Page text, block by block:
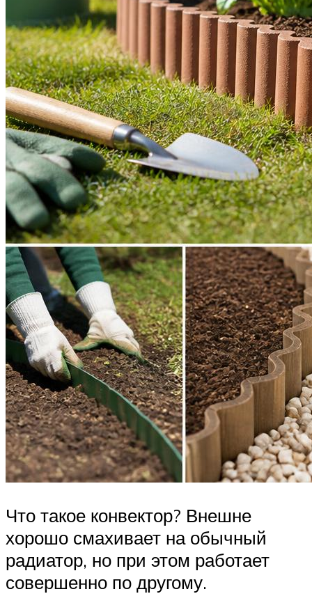
Что такое конвектор? Внешне
хорошо смахивает на обычный
радиатор, но при этом работает
совершенно по другому.